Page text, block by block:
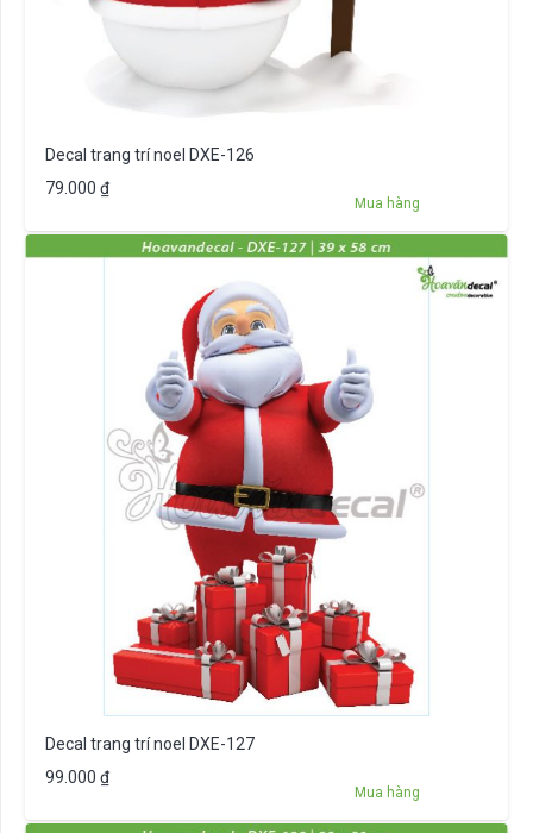
Decal trang trí noel DXE-126
79.000 ₫
Mua hàng
Decal trang trí noel DXE-127
99.000 ₫
Mua hàng